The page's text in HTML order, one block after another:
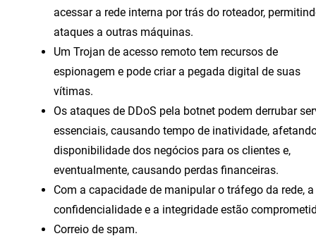
acessar a rede interna por trás do roteador,
ataques a outras máquinas.
Um Trojan de acesso remoto tem recursos de
espionagem e pode criar a pegada digital de suas
vítimas.
Os ataques de DDoS pela botnet podem derrubar
essenciais, causando tempo de inatividade,
disponibilidade dos negócios para os clientes e,
eventualmente, causando perdas financeiras.
Com a capacidade de manipular o tráfego da rede, a
confidencialidade e a integridade estão
Correio de spam.